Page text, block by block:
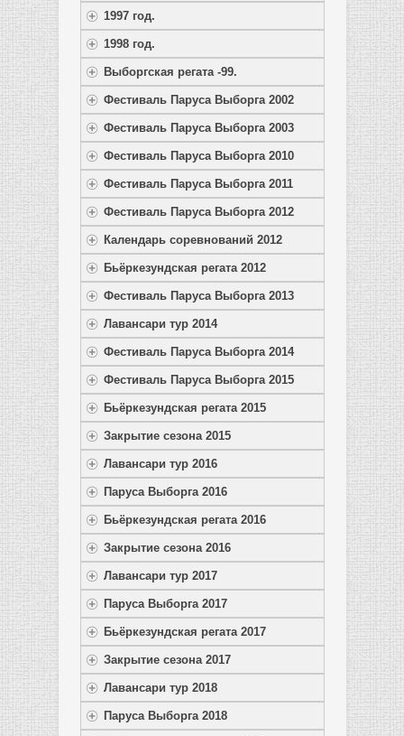
1997 год.
1998 год.
Выборгская регата -99.
Фестиваль Паруса Выборга 2002
Фестиваль Паруса Выборга 2003
Фестиваль Паруса Выборга 2010
Фестиваль Паруса Выборга 2011
Фестиваль Паруса Выборга 2012
Календарь соревнований 2012
Бьёркезундская регата 2012
Фестиваль Паруса Выборга 2013
Лавансари тур 2014
Фестиваль Паруса Выборга 2014
Фестиваль Паруса Выборга 2015
Бьёркезундская регата 2015
Закрытие сезона 2015
Лавансари тур 2016
Паруса Выборга 2016
Бьёркезундская регата 2016
Закрытие сезона 2016
Лавансари тур 2017
Паруса Выборга 2017
Бьёркезундская регата 2017
Закрытие сезона 2017
Лавансари тур 2018
Паруса Выборга 2018